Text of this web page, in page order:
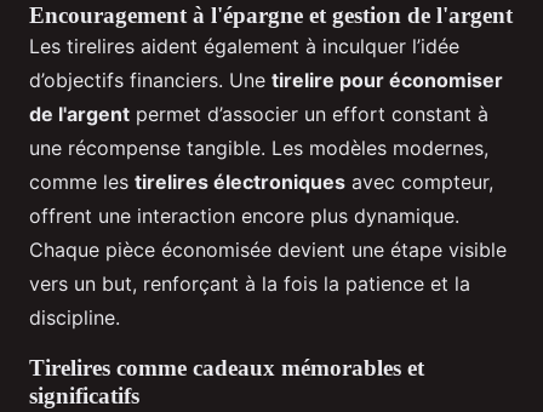
Encouragement à l'épargne et gestion de l'argent
Les tirelires aident également à inculquer l’idée
d’objectifs financiers. Une tirelire pour économiser
de l'argent permet d’associer un effort constant à
une récompense tangible. Les modèles modernes,
comme les tirelires électroniques avec compteur,
offrent une interaction encore plus dynamique.
Chaque pièce économisée devient une étape visible
vers un but, renforçant à la fois la patience et la
discipline.
Tirelires comme cadeaux mémorables et
significatifs